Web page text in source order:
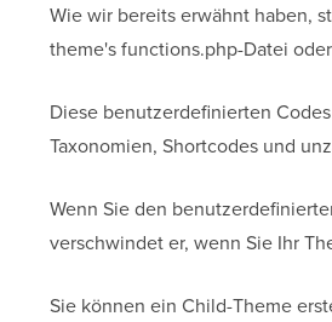
Wie wir bereits erwähnt haben,
theme's functions.php-Datei
Diese benutzerdefinierten
Taxonomien, Shortcodes und
Wenn Sie den
verschwindet er, wenn Sie Ihr
Sie können ein Child-Theme